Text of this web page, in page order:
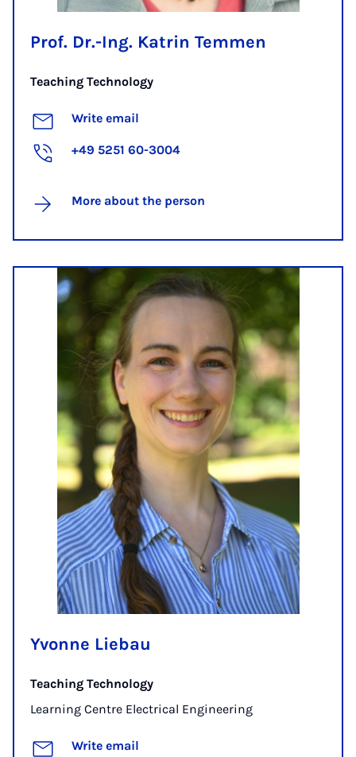
Prof. Dr.-Ing. Katrin Temmen
Teaching Technology
Write email
+49 5251 60-3004
More about the person
Yvonne Liebau
Teaching Technology
Learning Centre Electrical Engineering
Write email